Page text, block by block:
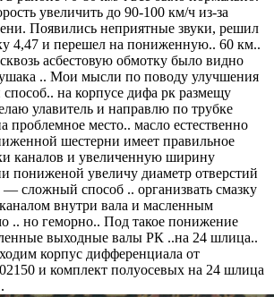
увеличить до 90-100 км/ч из-за
Появились неприятные звуки, решил
4,47 и перешел на пониженную.. 60 км..
асбестовую обмотку было видно
.. Мои мысли по поводу улучшения
на корпусе дифа рк размещу
улавитель и направлю по трубке
проблемное место.. масло естественно
шестерни имеет правильное
каналов и увеличенную ширину
пониженой увеличу диаметр отверстий
— сложный способ .. организвать смазку
внутри вала и масленным
.. но геморно.. Под такое понижение
выходные валы РК ..на 24 шлица..
корпус дифференциала от
и комплект полуосевых на 24 шлица